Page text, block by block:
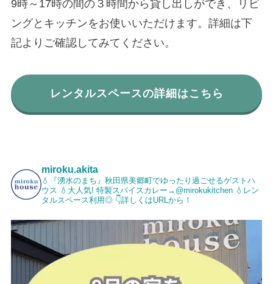
9時～17時の間の３時間から貸し出しができ、リビ
ングとキッチンをお使いいただけます。詳細は下
記よりご確認してみてください。
レンタルスペースの詳細はこちら
miroku.akita
💧『湧水のまち』秋田県美郷町でゆったり過ごせるゲストハ
ウス 💧大人気! 特製スパイスカレー→@mirokukitchen 💧レン
タルスペース利用◎👇詳しくはURLから！